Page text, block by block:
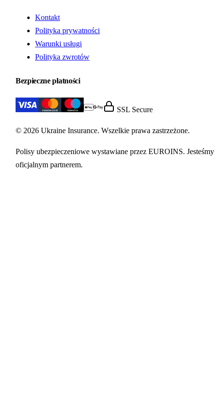
Kontakt
Polityka prywatności
Warunki usługi
Polityka zwrotów
Bezpieczne płatności
SSL Secure
© 2026 Ukraine Insurance. Wszelkie prawa zastrzeżone.
Polisy ubezpieczeniowe wystawiane przez EUROINS. Jesteśmy
oficjalnym partnerem.